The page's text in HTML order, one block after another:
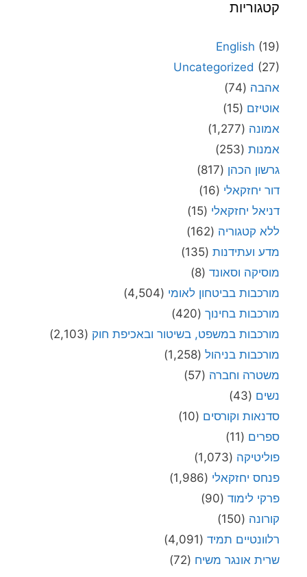
קטגוריות
English (19)
Uncategorized (27)
אהבה (74)
אוטיזם (15)
אמונה (1,277)
אמנות (253)
גרשון הכהן (817)
דור יחזקאלי (16)
דניאל יחזקאלי (15)
ללא קטגוריה (162)
מדע ועתידנות (135)
מוסיקה וסאונד (8)
מורכבות בביטחון לאומי (4,504)
מורכבות בחינוך (420)
מורכבות במשפט, בשיטור ובאכיפת חוק (2,103)
מורכבות בניהול (1,258)
משטרה וחברה (57)
נשים (43)
סדנאות וקורסים (10)
ספרים (11)
פוליטיקה (1,073)
פנחס יחזקאלי (1,986)
פרקי לימוד (90)
קורונה (150)
רלוונטיים תמיד (4,091)
שרית אונגר משיח (72)